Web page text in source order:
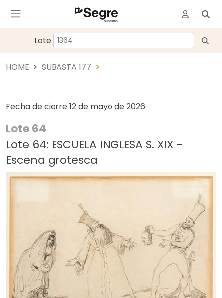
Lote
HOME SUBASTA 177
Fecha de cierre 12 de mayo de 2026
Lote 64
Lote 64: ESCUELA INGLESA S. XIX -
Escena grotesca